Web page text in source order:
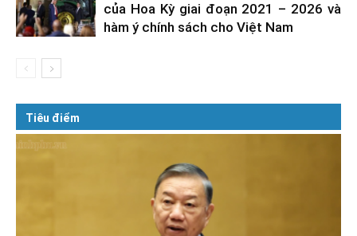
của Hoa Kỳ giai đoạn 2021 – 2026 và
hàm ý chính sách cho Việt Nam
Tiêu điểm